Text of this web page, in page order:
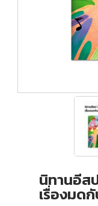
นิทานอีส
เรื่องมด